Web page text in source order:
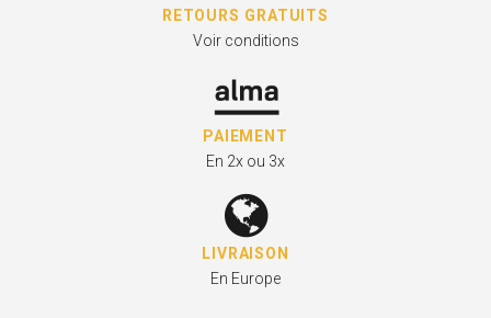
RETOURS GRATUITS
Voir conditions
PAIEMENT
En 2x ou 3x
LIVRAISON
En Europe